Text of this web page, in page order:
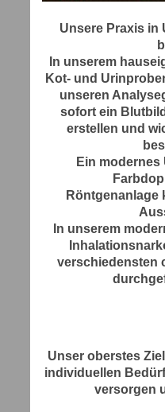
Unsere Praxis in
In unserem
Kot- und
unseren
sofort ein
erstellen und
Ein
Röntgenanlage
In unserem
verschiedensten
Unser oberstes
individuellen
versorgen